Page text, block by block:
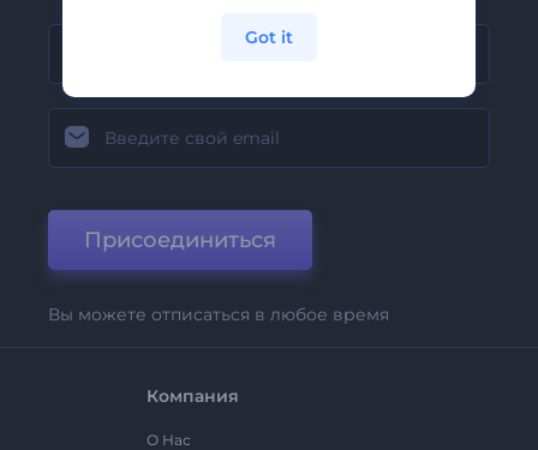
Присоединиться
Вы можете отписаться в любое время
Компания
О Нас
Got it